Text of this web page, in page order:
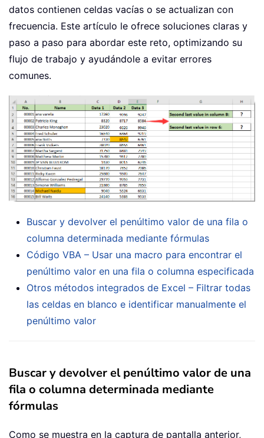
datos contienen celdas vacías o se actualizan con
frecuencia. Este artículo le ofrece soluciones claras y
paso a paso para abordar este reto, optimizando su
flujo de trabajo y ayudándole a evitar errores
comunes.
Buscar y devolver el penúltimo valor de una fila o
columna determinada mediante fórmulas
Código VBA – Usar una macro para encontrar el
penúltimo valor en una fila o columna especificada
Otros métodos integrados de Excel – Filtrar todas
las celdas en blanco e identificar manualmente el
penúltimo valor
Buscar y devolver el penúltimo valor de una
fila o columna determinada mediante
fórmulas
Como se muestra en la captura de pantalla anterior,